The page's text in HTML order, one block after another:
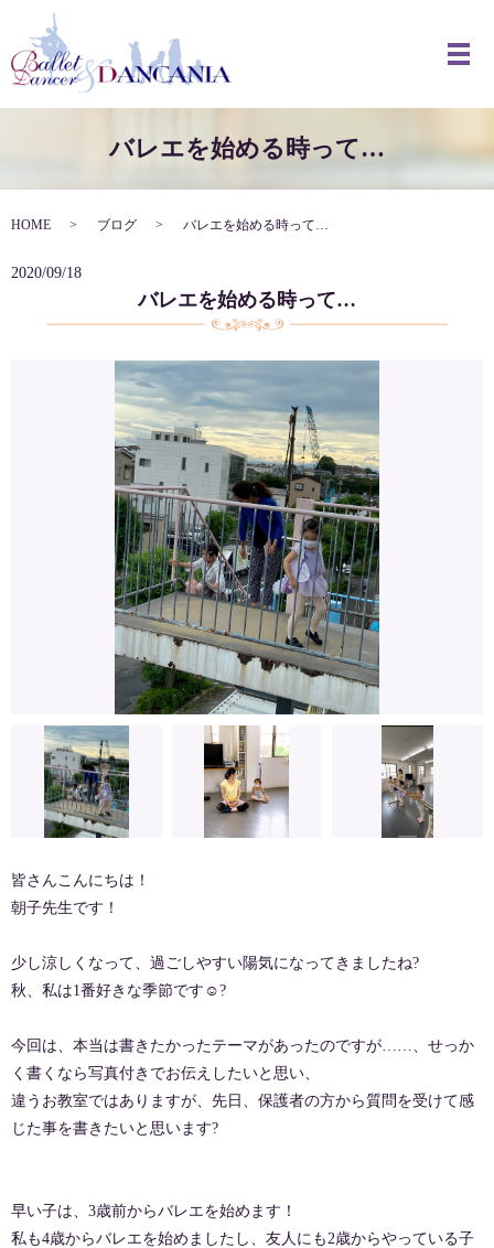
メ
バレエを始める時って…
HOME ブログ バレエを始める時って…
2020/09/18
バレエを始める時って…
皆さんこんにちは！
朝子先生です！
少し涼しくなって、過ごしやすい陽気になってきましたね?
秋、私は1番好きな季節です☺️?
今回は、本当は書きたかったテーマがあったのですが……、せっか
く書くなら写真付きでお伝えしたいと思い、
違うお教室ではありますが、先日、保護者の方から質問を受けて感
じた事を書きたいと思います?
早い子は、3歳前からバレエを始めます！
私も4歳からバレエを始めましたし、友人にも2歳からやっている子